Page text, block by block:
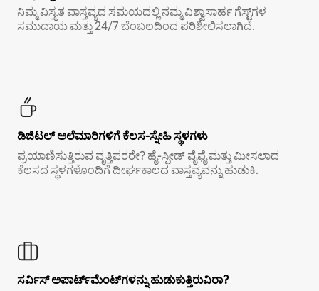
ನಿಮ್ಮ ವಿಸ್ತೃತ ವಾಸ್ತವ್ಯದ ಸಮಯದಲ್ಲಿ ನಮ್ಮ ವಿಶ್ವಾಸಾರ್ಹ ಗೆಸ್ಟ್‌ಗಳ
ಸಮುದಾಯ ಮತ್ತು 24/7 ಬೆಂಬಲದಿಂದ ಪರಿಶೀಲಿಸಲಾಗಿದೆ.
ಡಿಜಿಟಲ್ ಅಲೆಮಾರಿಗಳಿಗೆ ಕೆಲಸ-ಸ್ನೇಹಿ ಸ್ಥಳಗಳು
ಪ್ರಯಾಣಿಸುತ್ತಿರುವ ವೃತ್ತಿಪರರೇ? ಹೈ-ಸ್ಪೀಡ್ ವೈಫೈ ಮತ್ತು ಮೀಸಲಾದ
ಕೆಲಸದ ಸ್ಥಳಗಳೊಂದಿಗೆ ದೀರ್ಘಕಾಲದ ವಾಸ್ತವ್ಯವನ್ನು ಹುಡುಕಿ.
ಸರ್ವಿಸ್ ಅಪಾರ್ಟ್‌ಮೆಂಟ್‌ಗಳನ್ನು ಹುಡುಕುತ್ತಿರುವಿರಾ?